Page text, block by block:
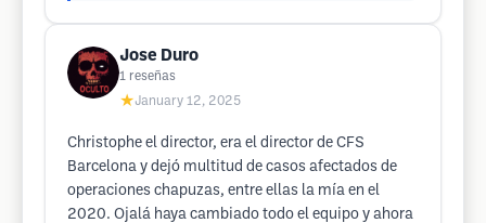
Jose Duro
1 reseñas
★January 12, 2025
Christophe el director, era el director de CFS
Barcelona y dejó multitud de casos afectados de
operaciones chapuzas, entre ellas la mía en el
2020. Ojalá haya cambiado todo el equipo y ahora